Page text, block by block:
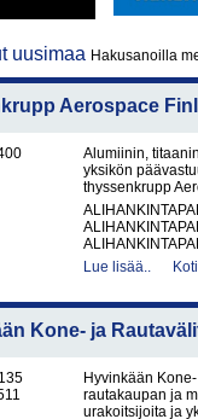
uusimaa Hakusanoilla
Aerospace
Alumiinin,
yksikön
thyssenkrupp
Lue lisää..
Kone- ja
Hyvinkään
rautakaupan ja
urakoitsijoita ja